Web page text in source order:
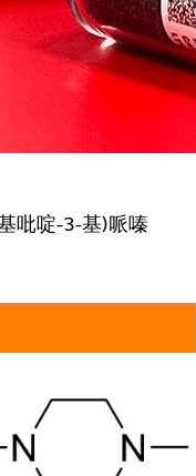
吡啶-3-基)哌嗪